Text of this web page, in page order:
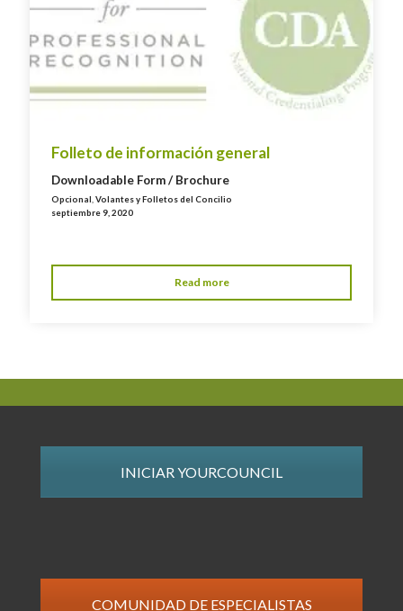
Folleto de información general
Downloadable Form / Brochure
Opcional,Volantes y Folletos del Concilio
septiembre 9, 2020
Read more
INICIAR YOURCOUNCIL
COMUNIDAD DE ESPECIALISTAS